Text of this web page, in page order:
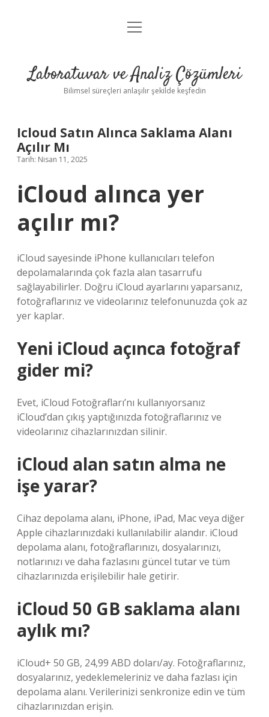
Anasayfa
Yasal Uyarı
menüyü
Laboratuvar ve Analiz Çözümleri
Bilimsel süreçleri anlaşılır şekilde keşfedin
Icloud Satın Alınca Saklama Alanı
Açılır Mı
Tarih: Nisan 11, 2025
iCloud alınca yer
açılır mı?
iCloud sayesinde iPhone kullanıcıları telefon
depolamalarında çok fazla alan tasarrufu
sağlayabilirler. Doğru iCloud ayarlarını yaparsanız,
fotoğraflarınız ve videolarınız telefonunuzda çok az
yer kaplar.
Yeni iCloud açınca fotoğraf
gider mi?
Evet, iCloud Fotoğrafları’nı kullanıyorsanız
iCloud’dan çıkış yaptığınızda fotoğraflarınız ve
videolarınız cihazlarınızdan silinir.
iCloud alan satın alma ne
işe yarar?
Cihaz depolama alanı, iPhone, iPad, Mac veya diğer
Apple cihazlarınızdaki kullanılabilir alandır. iCloud
depolama alanı, fotoğraflarınızı, dosyalarınızı,
notlarınızı ve daha fazlasını güncel tutar ve tüm
cihazlarınızda erişilebilir hale getirir.
iCloud 50 GB saklama alanı
aylık mı?
iCloud+ 50 GB, 24,99 ABD doları/ay. Fotoğraflarınız,
dosyalarınız, yedeklemeleriniz ve daha fazlası için
depolama alanı. Verilerinizi senkronize edin ve tüm
cihazlarınızdan erişin.